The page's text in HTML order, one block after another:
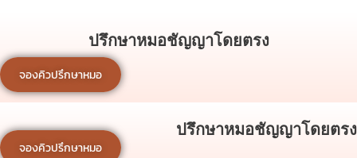
ปรึกษาหมอชัญญาโดยตรง
จองคิวปรึกษาหมอ
ปรึกษาหมอชัญญาโดยตรง
จองคิวปรึกษาหมอ